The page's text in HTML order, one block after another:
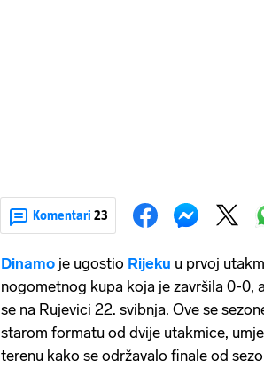
Komentari 23
Dinamo je ugostio Rijeku u prvoj
nogometnog kupa koja je završila 0-0,
se na Rujevici 22. svibnja. Ove se
starom formatu od dvije utakmice,
terenu kako se održavalo finale od